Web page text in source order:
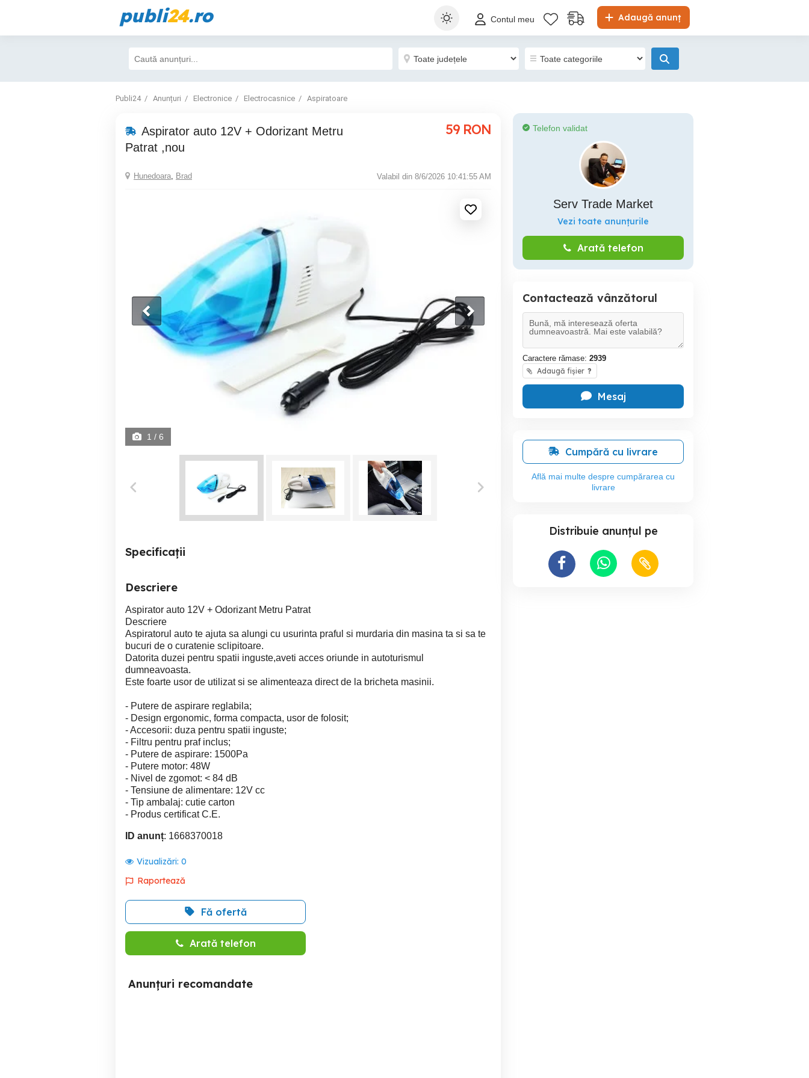
publi24.ro Adaugă anunț
Contul meu
Publi24 Anunțuri Electronice Electrocasnice Aspiratoare
Aspirator auto 12V + Odorizant Metru
Patrat ,nou
59 RON
Hunedoara, Brad Valabil din 8/6/2026 10:41:55 AM
1 / 6
Specificații
Descriere
Aspirator auto 12V + Odorizant Metru Patrat
Descriere
Aspiratorul auto te ajuta sa alungi cu usurinta praful si murdaria din masina ta si sa te
bucuri de o curatenie sclipitoare.
Datorita duzei pentru spatii inguste,aveti acces oriunde in autoturismul
dumneavoasta.
Este foarte usor de utilizat si se alimenteaza direct de la bricheta masinii.
- Putere de aspirare reglabila;
- Design ergonomic, forma compacta, usor de folosit;
- Accesorii: duza pentru spatii inguste;
- Filtru pentru praf inclus;
- Putere de aspirare: 1500Pa
- Putere motor: 48W
- Nivel de zgomot: < 84 dB
- Tensiune de alimentare: 12V cc
- Tip ambalaj: cutie carton
- Produs certificat C.E.
ID anunț: 1668370018
Vizualizări: 0
Raportează
Fă ofertă
Arată telefon
Anunțuri recomandate
Telefon validat
Serv Trade Market
Vezi toate anunțurile
Arată telefon
Contactează vânzătorul
Caractere rămase: 2939
Adaugă fișier ?
Mesaj
Cumpără cu livrare
Află mai multe despre cumpărarea cu
livrare
Distribuie anunțul pe